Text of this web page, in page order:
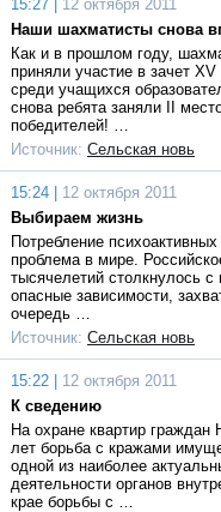
15:27 |
12 октября 2011
Наши шахматисты снова
Как и в прошлом году,
приняли участие в зачет
среди учащихся
снова ребята заняли II
победителей! …
Источник: Сельская новь
15:24 |
12 октября 2011
Выбираем жизнь
Потребление
проблема в мире.
тысячелетий столкнулось
опасные зависимости,
очередь …
Источник: Сельская новь
15:22 |
12 октября 2011
К сведению
На охране квартир
лет борьба с кражами
одной из наиболее
деятельности органов
крае борьбы с …